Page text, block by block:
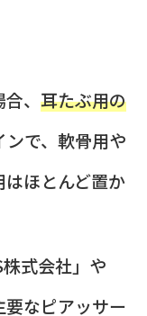
、 耳たぶ用の
ンで、軟骨用や
ほとんど置か
株式会社」や
要なピアッサー